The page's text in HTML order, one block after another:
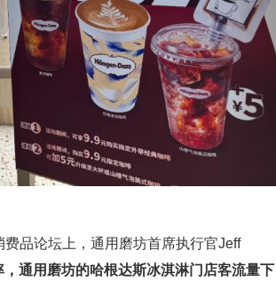
品论坛上，通用磨坊首席执行官Jeff
通用磨坊的哈根达斯冰淇淋门店客流量下